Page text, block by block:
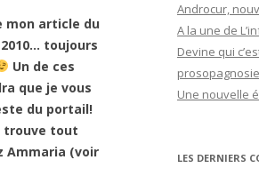
mon article du
toujours
Un de ces
que je vous
du portail!
trouve tout
Ammaria (voir
Androcur,
A la une de
Devine qui
prosopagnosie
Une nouvelle
LES DERNIERS